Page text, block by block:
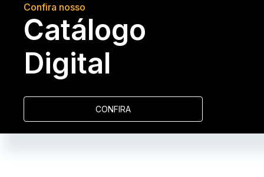
Confira nosso
Catálogo
Digital
CONFIRA